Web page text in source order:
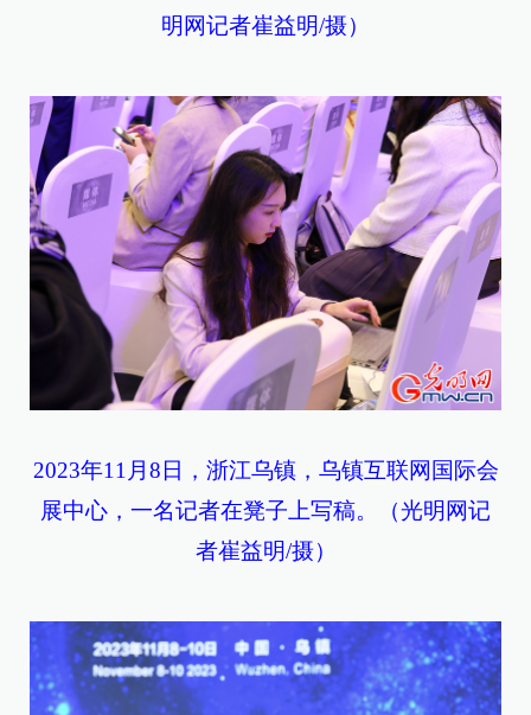
明网记者崔益明/摄）
2023年11月8日，浙江乌镇，乌镇互联网国际会
展中心，一名记者在凳子上写稿。（光明网记
者崔益明/摄）